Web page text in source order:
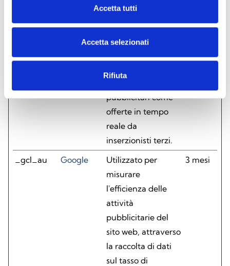
Accetta tutti
Accetta selezionati
Rifiuta
contenuti
Utilizzato da
pubblicitari come
offerte in tempo
reale da
inserzionisti terzi.
_gcl_au Google
Utilizzato per
misurare
l'efficienza delle
attività
pubblicitarie del
sito web, attraverso
la raccolta di dati
sul tasso di
3 mesi